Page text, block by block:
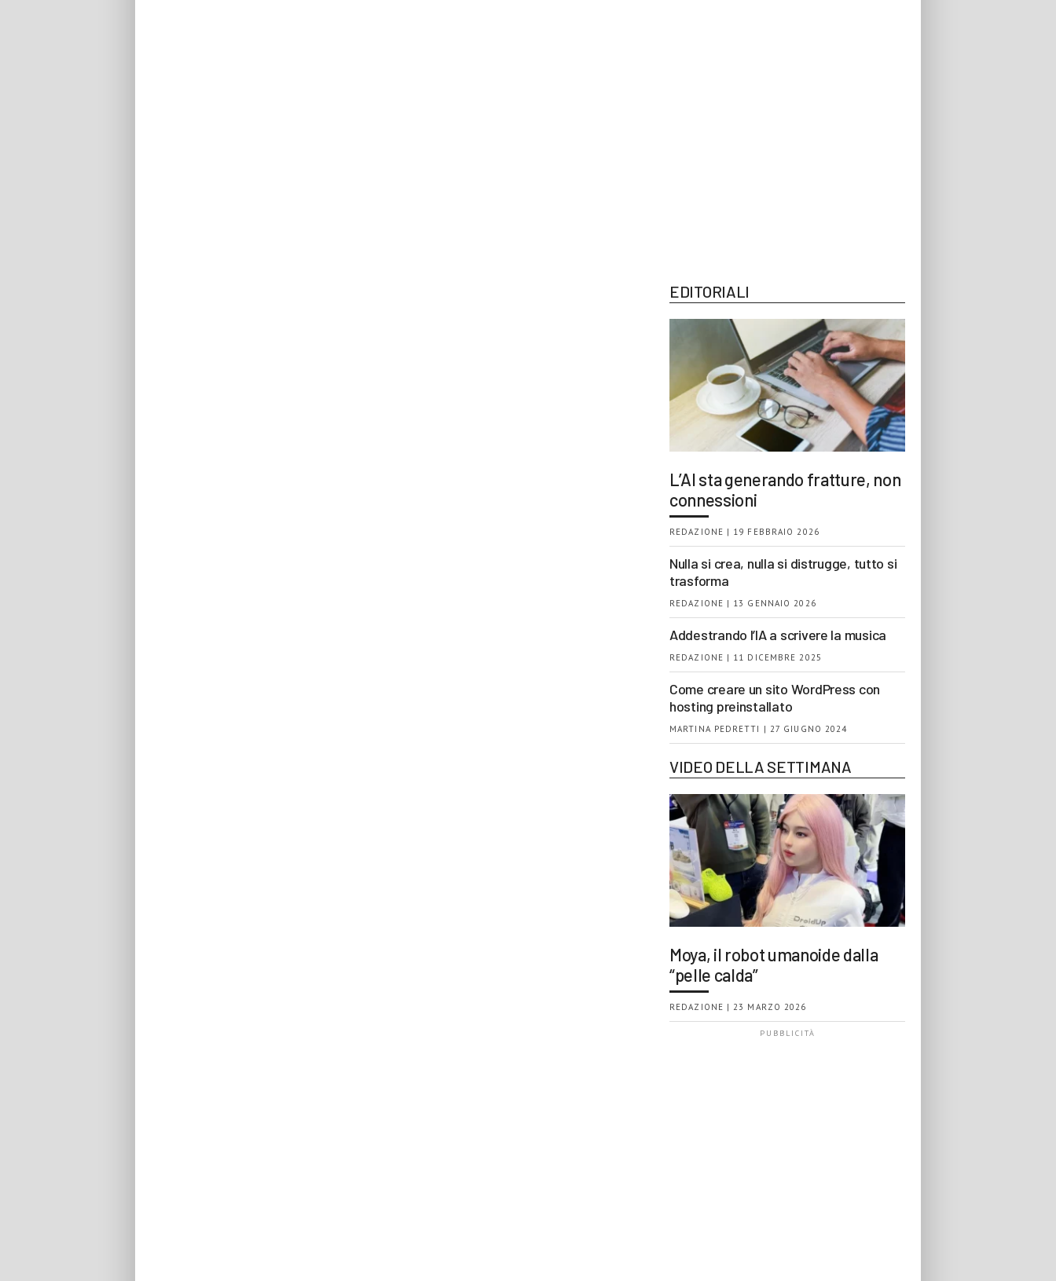
EDITORIALI
L’AI sta generando fratture, non
connessioni
REDAZIONE | 19 FEBBRAIO 2026
Nulla si crea, nulla si distrugge, tutto si
trasforma
REDAZIONE | 13 GENNAIO 2026
Addestrando l’IA a scrivere la musica
REDAZIONE | 11 DICEMBRE 2025
Come creare un sito WordPress con
hosting preinstallato
MARTINA PEDRETTI | 27 GIUGNO 2024
VIDEO DELLA SETTIMANA
Moya, il robot umanoide dalla
“pelle calda”
REDAZIONE | 23 MARZO 2026